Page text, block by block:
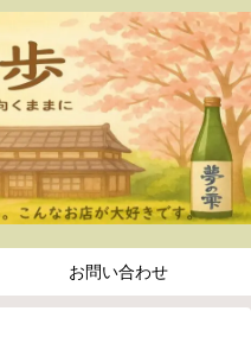
お問い合わせ